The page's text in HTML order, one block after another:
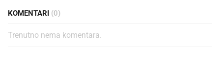
KOMENTARI (0)
Trenutno nema komentara.